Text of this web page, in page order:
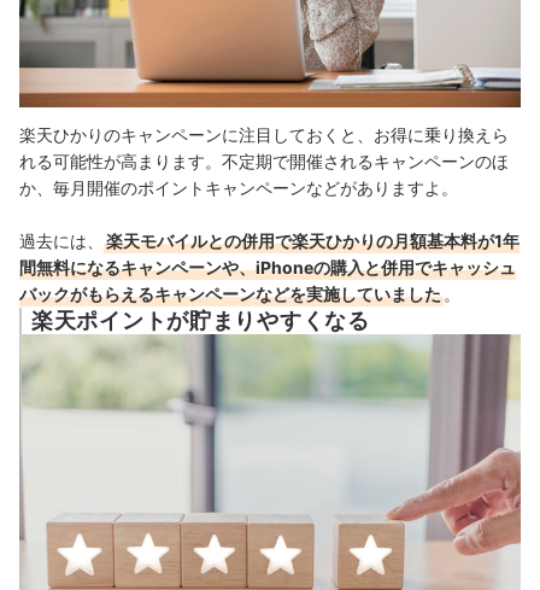
楽天ひかりのキャンペーンに注目しておくと、お得に乗り換えら
れる可能性が高まります。不定期で開催されるキャンペーンのほ
か、毎月開催のポイントキャンペーンなどがありますよ。
過去には、
楽天モバイルとの併用で楽天ひかりの月額基本料が1年
間無料になるキャンペーンや、iPhoneの購入と併用でキャッシュ
バックがもらえるキャンペーンなどを実施していました。
楽天ポイントが貯まりやすくなる